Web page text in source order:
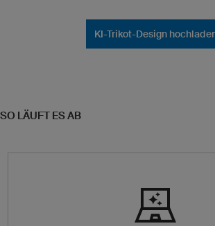
KI-Trikot-Design
SO LÄUFT ES AB